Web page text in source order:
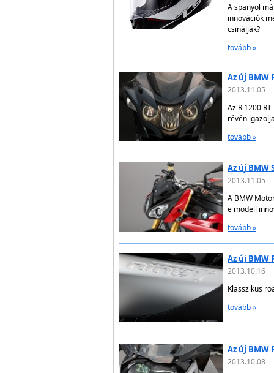
A spanyol
innovációk
csinálják?
tovább »
Az új BMW
2013.11.05
Az R 1200
révén
tovább »
Az új BMW
2013.11.05
A BMW
e modell
tovább »
Az új BMW
2013.10.16
Klasszikus
tovább »
Az új BMW
2013.10.08